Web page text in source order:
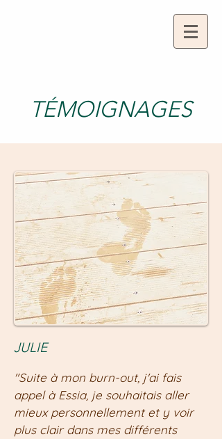
TÉMOIGNAGES
JULIE
"Suite à mon burn-out, j'ai fais
appel à Essia, je souhaitais aller
mieux personnellement et y voir
plus clair dans mes différents